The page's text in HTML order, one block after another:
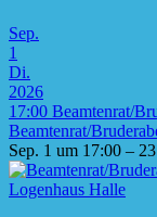
Sep.
1
Di.
2026
17:00 Beamtenrat/
Beamtenrat/
Sep. 1 um 17:00 –